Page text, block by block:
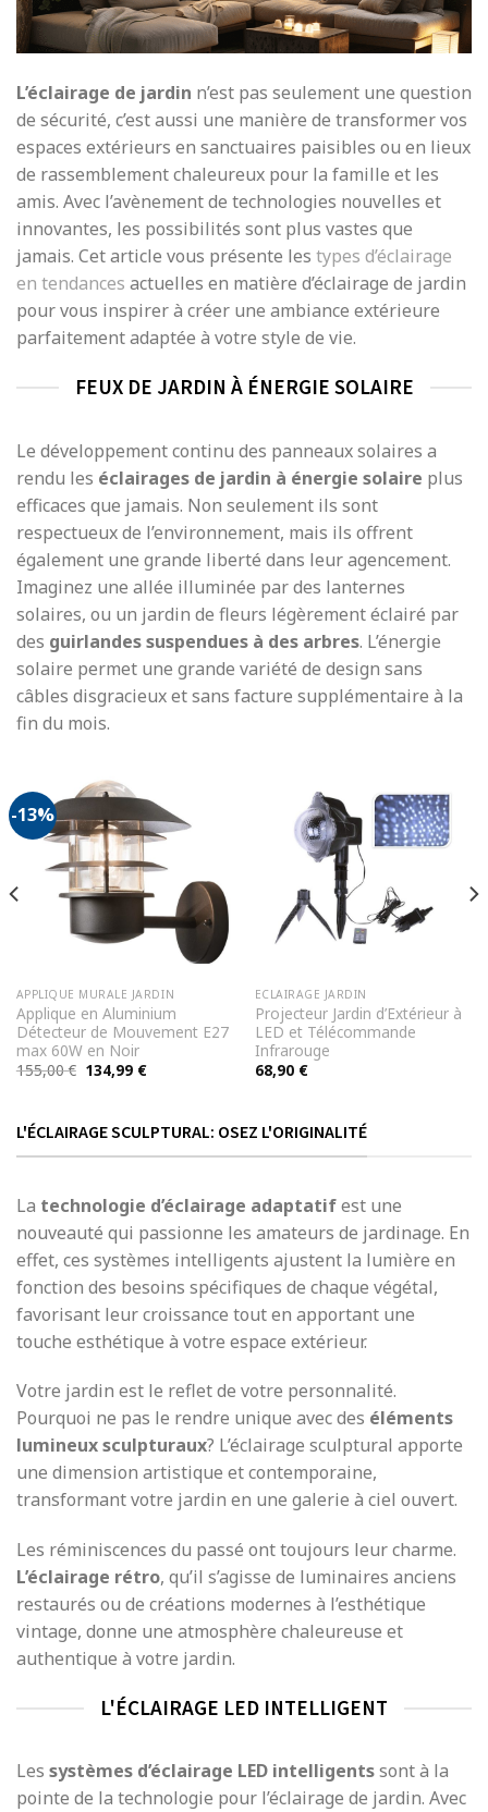
L’éclairage de jardin n’est pas seulement une question
de sécurité, c’est aussi une manière de transformer vos
espaces extérieurs en sanctuaires paisibles ou en lieux
de rassemblement chaleureux pour la famille et les
amis. Avec l’avènement de technologies nouvelles et
innovantes, les possibilités sont plus vastes que
jamais. Cet article vous présente les types d’éclairage
en tendances actuelles en matière d’éclairage de jardin
pour vous inspirer à créer une ambiance extérieure
parfaitement adaptée à votre style de vie.
FEUX DE JARDIN À ÉNERGIE SOLAIRE
Le développement continu des panneaux solaires a
rendu les éclairages de jardin à énergie solaire plus
efficaces que jamais. Non seulement ils sont
respectueux de l’environnement, mais ils offrent
également une grande liberté dans leur agencement.
Imaginez une allée illuminée par des lanternes
solaires, ou un jardin de fleurs légèrement éclairé par
des guirlandes suspendues à des arbres. L’énergie
solaire permet une grande variété de design sans
câbles disgracieux et sans facture supplémentaire à la
fin du mois.
-13%
APPLIQUE MURALE JARDIN
Applique en Aluminium
Détecteur de Mouvement E27
max 60W en Noir
155,00€ Le
155,00 €.
134,99 €Le
134,99 €.
ECLAIRAGE JARDIN
Projecteur Jardin d’Extérieur à
LED et Télécommande
Infrarouge
68,90 €
L'ÉCLAIRAGE SCULPTURAL: OSEZ L'ORIGINALITÉ
La technologie d’éclairage adaptatifest une
nouveauté qui passionne les amateurs de jardinage. En
effet, ces systèmes intelligents ajustent la lumière en
fonction des besoins spécifiques de chaque végétal,
favorisant leur croissance tout en apportant une
touche esthétique à votre espace extérieur.
Votre jardin est le reflet de votre personnalité.
Pourquoi ne pas le rendre unique avec des éléments
lumineux sculpturaux? L’éclairage sculptural apporte
une dimension artistique et contemporaine,
transformant votre jardin en une galerie à ciel ouvert.
Les réminiscences du passé ont toujours leur charme.
L’éclairage rétro, qu’il s’agisse de luminaires anciens
restaurés ou de créations modernes à l’esthétique
vintage, donne une atmosphère chaleureuse et
authentique à votre jardin.
L'ÉCLAIRAGE LED INTELLIGENT
Les systèmes d’éclairage LED intelligentssont à la
pointe de la technologie pour l’éclairage de jardin. Avec